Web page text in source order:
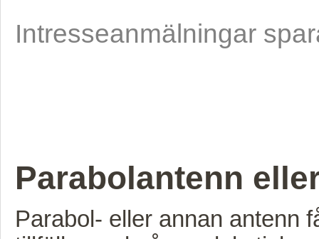
Intresseanmälningar
Parabolantenn
Parabol- eller annan antenn